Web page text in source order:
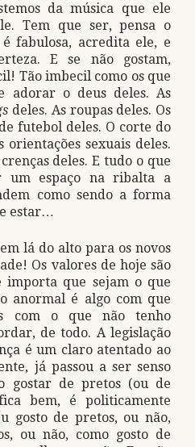
da música que ele
Tem que ser, pensa o
fabulosa, acredita ele, e
E se não gostam,
Tão imbecil como os que
adorar o deus deles. As
deles. As roupas deles. Os
futebol deles. O corte do
orientações sexuais deles.
deles. E tudo o que
um espaço na ribalta a
como sendo a forma
estar…
lá do alto para os novos
Os valores de hoje são
importa que sejam o que
anormal é algo com que
com o que não tenho
de todo. A legislação
é um claro atentado ao
já passou a ser senso
gostar de pretos (ou de
bem, é politicamente
gosto de pretos, ou não,
ou não, como gosto de